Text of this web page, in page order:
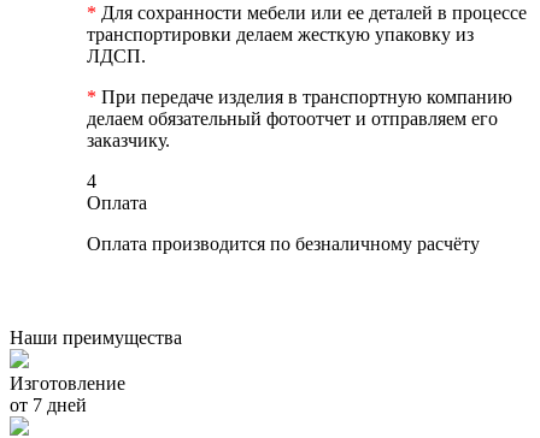
* Для сохранности мебели или ее деталей в процессе
транспортировки делаем жесткую упаковку из
ЛДСП.
* При передаче изделия в транспортную компанию
делаем обязательный фотоотчет и отправляем его
заказчику.
4
Оплата
Оплата производится по безналичному расчёту
Наши преимущества
Изготовление
от 7 дней